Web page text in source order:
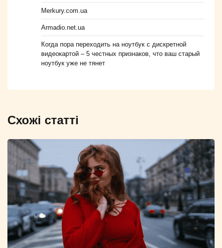
Merkury.com.ua
Armadio.net.ua
Когда пора переходить на ноутбук с дискретной
видеокартой – 5 честных признаков, что ваш старый
ноутбук уже не тянет
Схожі статті